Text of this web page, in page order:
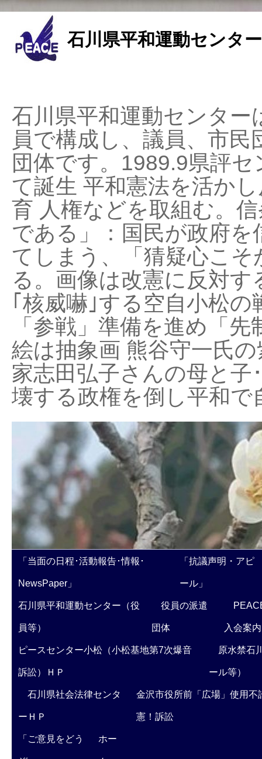
石川県平和運動センタ
石川県平和運動センタ
員で構成し、議員、市
団体です。1989.9県評
て誕生 平和憲法を活か
育 人権などを取組む。
である」：国民が政府
てしまう、「猜疑心こ
る。画像は改憲に反対
｢核威嚇｣する空自小松
「参戦」準備を進め「
絵は抽象画 熊谷守一氏
家志田弘子さんの母と子
壊する政権を倒し平和
「当面の日程･活動報告･情報･
NewsPaper」
「抗議声明・アピ
ール」
石川県平和運動センター（役
員等）
役員の派遣
団体 入会案内
ピースセンター小松（小松基地第7次爆音
訴訟）ＨＰ
原水禁石
ール等）
石川県社会法律センタ
ーＨＰ
金沢市役所前「広場」使用不
憲！訴訟
「ご意見をどう ホー